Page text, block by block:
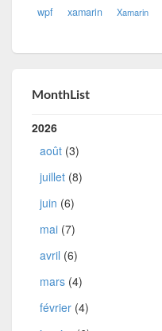
wpf xamarin Xamarin
MonthList
2026
août (3)
juillet (8)
juin (6)
mai (7)
avril (6)
mars (4)
février (4)